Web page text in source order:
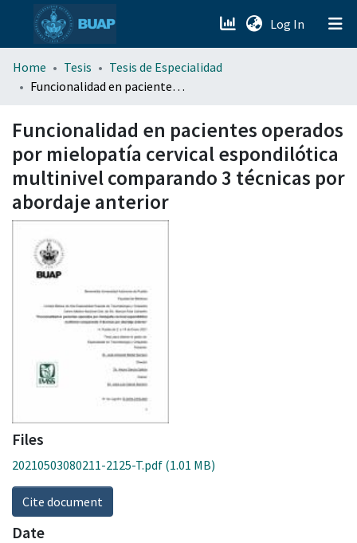
Log In (current)
menu.section.about_menu
Home Tesis
Tesis de Especialidad
Funcionalidad en pacientes operados por mielopatía cervical espondilótica multinivel comparando 3 técnicas por abordaje anterior
Funcionalidad en pacientes operados
por mielopatía cervical espondilótica
multinivel comparando 3 técnicas por
abordaje anterior
Files
20210503080211-2125-T.pdf (1.01 MB)
Cite document
Date